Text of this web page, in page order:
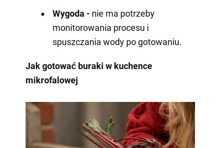
Wygoda - nie ma potrzeby
monitorowania procesu i
spuszczania wody po gotowaniu.
Jak gotować buraki w kuchence
mikrofalowej